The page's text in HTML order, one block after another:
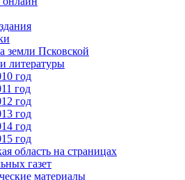
земли Псковской
литературы
год
год
год
год
год
год
область на страницах
газет
материалы